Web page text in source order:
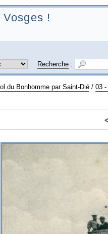
!
Recherche:
du Bonhomme par Saint-Dié/ 03 -